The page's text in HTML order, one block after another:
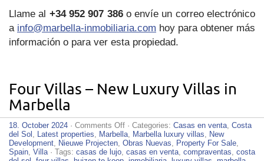
Llame al +34 952 907 386o envíe un correo electrónico
a info@marbella-inmobiliaria.com hoy para obtener más
información o para ver esta propiedad.
Four Villas – New Luxury Villas in
Marbella
18. October 2024 · Comments Offon
Four
Villas
–
· Categories: Casas en venta Costa
del Sol
Latest properties Marbella Marbella luxury villas
New
Development
Nieuwe Projecten Obras Nuevas Property For Sale
Spain Villa · Tags: casas de lujo casas en venta compraventas costa